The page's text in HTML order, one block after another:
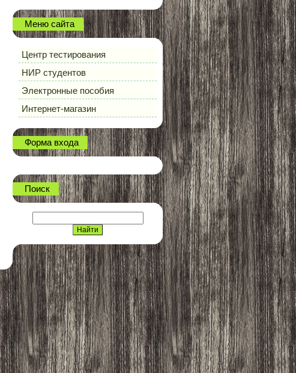
Меню сайта
Центр тестирования
НИР студентов
Электронные пособия
Интернет-магазин
Форма входа
Поиск